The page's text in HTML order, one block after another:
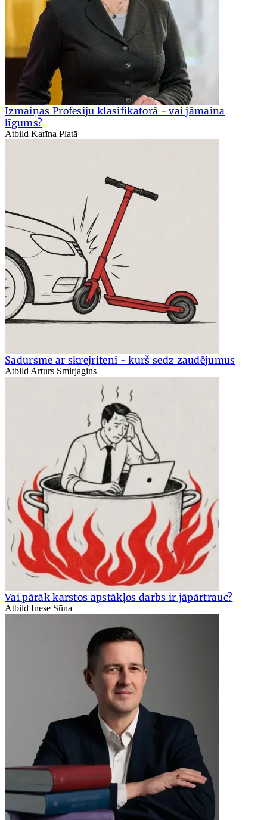
Izmaiņas Profesiju klasifikatorā - vai jāmaina
līgums?
Atbild Karīna Platā
Sadursme ar skrejriteni - kurš sedz zaudējumus
Atbild Arturs Smirjagins
Vai pārāk karstos apstākļos darbs ir jāpārtrauc?
Atbild Inese Sūna